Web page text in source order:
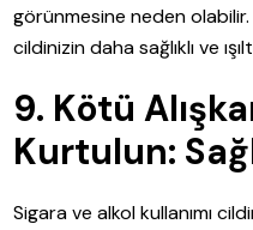
görünmesine neden
cildinizin daha sağlıklı ve
9. Kötü
Kurtulun:
Sigara ve alkol kullanımı